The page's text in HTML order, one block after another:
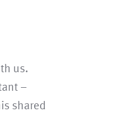
us.
–
shared